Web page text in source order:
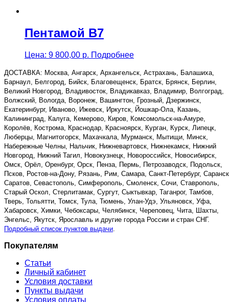
Пентамой В7
Цена: 9 800,00 р. Подробнее
ДОСТАВКА: Москва, Ангарск, Архангельск, Астрахань, Балашиха,
Барнаул, Белгород, Бийск, Благовещенск, Братск, Брянск, Берлин,
Великий Новгород, Владивосток, Владикавказ, Владимир, Волгоград,
Волжский, Вологда, Воронеж, Вашингтон, Грозный, Дзержинск,
Екатеринбург, Иваново, Ижевск, Иркутск, Йошкар-Ола, Казань,
Калининград, Калуга, Кемерово, Киров, Комсомольск-на-Амуре,
Королёв, Кострома, Краснодар, Красноярск, Курган, Курск, Липецк,
Люберцы, Магнитогорск, Махачкала, Мурманск, Мытищи, Минск,
Набережные Челны, Нальчик, Нижневартовск, Нижнекамск, Нижний
Новгород, Нижний Тагил, Новокузнецк, Новороссийск, Новосибирск,
Омск, Орёл, Оренбург, Орск, Пенза, Пермь, Петрозаводск, Подольск,
Псков, Ростов-на-Дону, Рязань, Рим, Самара, Санкт-Петербург,
Саратов, Севастополь, Симферополь, Смоленск, Сочи, Ставрополь,
Старый Оскол, Стерлитамак, Сургут, Сыктывкар, Таганрог, Тамбов,
Тверь, Тольятти, Томск, Тула, Тюмень, Улан-Удэ, Ульяновск, Уфа,
Хабаровск, Химки, Чебоксары, Челябинск, Череповец, Чита, Шахты,
Энгельс, Якутск, Ярославль и другие города России и стран СНГ.
Подробный список пунктов выдачи
Покупателям
Статьи
Личный кабинет
Условия доставки
Пункты выдачи
Условия оплаты